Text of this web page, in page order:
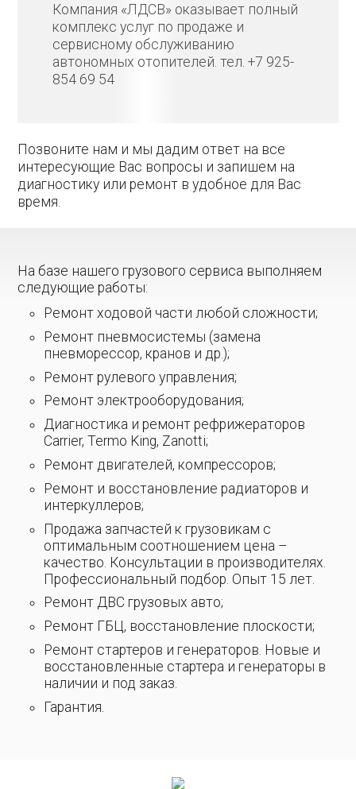
Компания «ЛДСВ» оказывает полный
комплекс услуг по продаже и
сервисному обслуживанию
автономных отопителей. тел. +7 925-
854 69 54
Позвоните нам и мы дадим ответ на все
интересующие Вас вопросы и запишем на
диагностику или ремонт в удобное для Вас
время.
На базе нашего грузового сервиса выполняем
следующие работы:
Ремонт ходовой части любой сложности;
Ремонт пневмосистемы (замена
пневморессор, кранов и др.);
Ремонт рулевого управления;
Ремонт электрооборудования;
Диагностика и ремонт рефрижераторов
Carrier, Termo King, Zanotti;
Ремонт двигателей, компрессоров;
Ремонт и восстановление радиаторов и
интеркуллеров;
Продажа запчастей к грузовикам с
оптимальным соотношением цена –
качество. Консультации в производителях.
Профессиональный подбор. Опыт 15 лет.
Ремонт ДВС грузовых авто;
Ремонт ГБЦ, восстановление плоскости;
Ремонт стартеров и генераторов. Новые и
восстановленные стартера и генераторы в
наличии и под заказ.
Гарантия.